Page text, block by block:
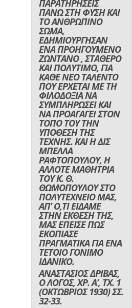
ΠΑΡΑΤΗΡΗΣΕΙΣ
ΠΑΝΩ ΣΤΗ ΦΥΣΗ ΚΑΙ
ΤΟ ΑΝΘΡΩΠΙΝΟ
ΣΩΜΑ,
ΕΔΗΜΙΟΥΡΓΗΣΑΝ
ΕΝΑ ΠΡΟΗΓΟΥΜΕΝΟ
ΖΩΝΤΑΝΟ , ΣΤΑΘΕΡΟ
ΚΑΙ ΠΟΛΥΤΙΜΟ, ΓΙΑ
ΚΑΘΕ ΝΕΟ ΤΑΛΕΝΤΟ
ΠΟΥ ΕΡΧΕΤΑΙ ΜΕ ΤΗ
ΦΙΛΟΔΟΞΙΑ ΝΑ
ΣΥΜΠΛΗΡΩΣΕΙ ΚΑΙ
ΝΑ ΠΡΟΑΓΑΓΕΙ ΣΤΟΝ
ΤΟΠΟ ΤΟΥ ΤΗΝ
ΥΠΟΘΕΣΗ ΤΗΣ
ΤΕΧΝΗΣ. ΚΑΙ Η ΔΙΣ
ΜΠΕΛΛΑ
ΡΑΦΤΟΠΟΥΛΟΥ, Η
ΑΛΛΟΤΕ ΜΑΘΗΤΡΙΑ
ΤΟΥ Κ. Θ.
ΘΩΜΟΠΟΥΛΟΥ ΣΤΟ
ΠΟΛΥΤΕΧΝΕΙΟ ΜΑΣ,
ΑΠ’ Ο,ΤΙ ΕΙΔΑΜΕ
ΣΤΗΝ ΕΚΘΕΣΗ ΤΗΣ,
ΜΑΣ ΕΠΕΙΣΕ ΠΩΣ
ΕΚΟΠΙΑΣΕ
ΠΡΑΓΜΑΤΙΚΑ ΓΙΑ ΕΝΑ
ΤΕΤΟΙΟ ΓΟΝΙΜΟ
ΙΔΑΝΙΚΟ.
ΑΝΑΣΤΑΣΙΟΣ ΔΡΙΒΑΣ,
Ο ΛΟΓΟΣ, ΧΡ. Α’, ΤΧ. 1
(ΟΚΤΩΒΡΙΟΣ 1930) ΣΣ.
32-33.